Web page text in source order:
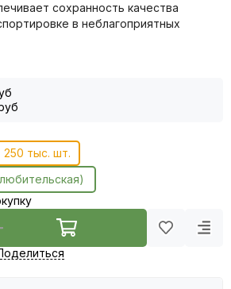
сохранность качества
в неблагоприятных
250 тыс. шт.